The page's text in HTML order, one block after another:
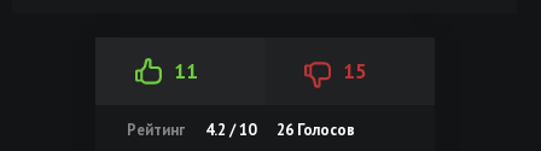
11 15
Рейтинг 4.2 / 10 26Голосов